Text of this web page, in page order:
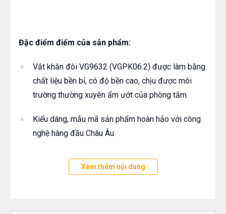
Đặc điểm điểm của sản phẩm:
Vắt khăn đôi VG9632 (VGPK06.2) được làm bằng
chất liệu bền bỉ, có độ bền cao, chịu được môi
trường thường xuyên ẩm ướt của phòng tắm.
Kiểu dáng, mẫu mã sản phẩm hoàn hảo với công
nghệ hàng đầu Châu Âu
Bề mặt sản phẩm được mạ lớp mạ hiện đại, cao
cấp, giúp bề mặt luôn sáng bóng tạo nên sự khác
Sản phẩm chống vi khuẩn, không gây ô nhiễm,
Xem thêm nội dung